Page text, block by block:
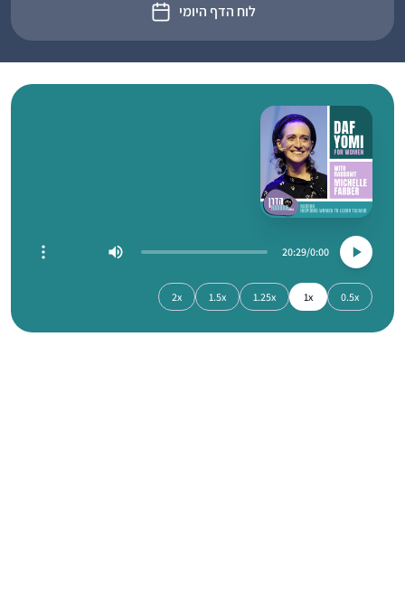
לוח הדף היומי
0:00
20:29
0.5x
1x
1.25x
1.5x
2x